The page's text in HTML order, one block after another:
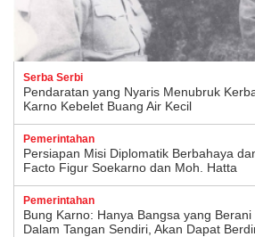
Serba Serbi
Pendaratan yang Nyaris Menubruk
Karno Kebelet Buang Air Kecil
Pemerintahan
Persiapan Misi Diplomatik Berbahaya
Facto Figur Soekarno dan Moh. Hatta
Pemerintahan
Bung Karno: Hanya Bangsa yang
Dalam Tangan Sendiri, Akan Dapat